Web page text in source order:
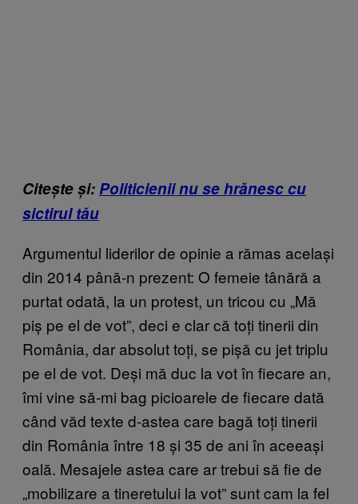
Citește și:Politicienii nu se hrănesc cu
sictirul tău
Argumentul liderilor de opinie a rămas același
din 2014 până-n prezent: O femeie tânără a
purtat odată, la un protest, un tricou cu „Mă
piș pe el de vot”, deci e clar că toți tinerii din
România, dar absolut toți, se pișă cu jet triplu
pe el de vot. Deși mă duc la vot în fiecare an,
îmi vine să-mi bag picioarele de fiecare dată
când văd texte d-astea care bagă toți tinerii
din România între 18 și 35 de ani în aceeași
oală. Mesajele astea care ar trebui să fie de
„mobilizare a tineretului la vot” sunt cam la fel